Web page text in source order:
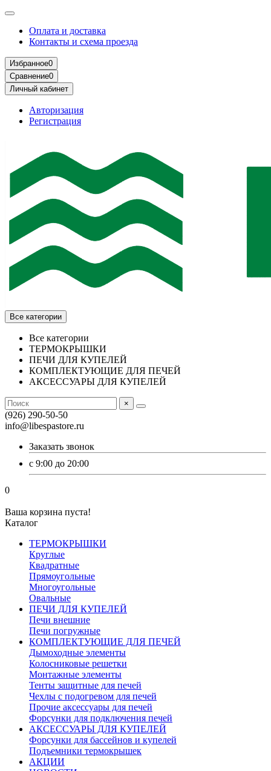
Оплата и доставка
Контакты и схема проезда
Избранное0
Сравнение0
Личный кабинет
Авторизация
Регистрация
Все категории
Все категории
ТЕРМОКРЫШКИ
ПЕЧИ ДЛЯ КУПЕЛЕЙ
КОМПЛЕКТУЮЩИЕ ДЛЯ ПЕЧЕЙ
АКСЕССУАРЫ ДЛЯ КУПЕЛЕЙ
×
(926) 290-50-50
info@libespastore.ru
Заказать звонок
с 9:00 до 20:00
0
Ваша корзина пуста!
Каталог
ТЕРМОКРЫШКИ
Круглые
Квадратные
Прямоугольные
Многоугольные
Овальные
ПЕЧИ ДЛЯ КУПЕЛЕЙ
Печи внешние
Печи погружные
КОМПЛЕКТУЮЩИЕ ДЛЯ ПЕЧЕЙ
Дымоходные элементы
Колосниковые решетки
Монтажные элементы
Тенты защитные для печей
Чехлы с подогревом для печей
Прочие аксессуары для печей
Форсунки для подключения печей
АКСЕССУАРЫ ДЛЯ КУПЕЛЕЙ
Форсунки для бассейнов и купелей
Подъемники термокрышек
АКЦИИ